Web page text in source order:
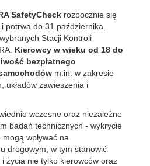
SafetyCheck rozpocznie się
potrwa do 31 października.
Stacji Kontroli
Kierowcy w wieku od 18 do
bezpłatnego
m.in. w zakresie
układów zawieszenia i
wczesne oraz niezależne
badań technicznych - wykrycie
wpływać na
drogowym, w tym stanowić
życia nie tylko kierowców oraz